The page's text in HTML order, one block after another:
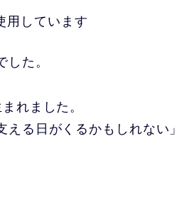
用しています
た。
れました。
る日がくるかもしれない」